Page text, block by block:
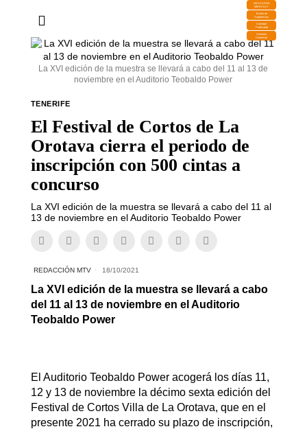
DESCARGA
MIRAPLAY
Buzón de
Sugerencias
Contratar
Publicidad
Contacto
Comercial
La XVI edición de la muestra se llevará a cabo del 11 al 13 de
noviembre en el Auditorio Teobaldo Power
TENERIFE
El Festival de Cortos de La
Orotava cierra el periodo de
inscripción con 500 cintas a
concurso
La XVI edición de la muestra se llevará a cabo del 11 al
13 de noviembre en el Auditorio Teobaldo Power
REDACCIÓN MTV 18/10/2021
La XVI edición de la muestra se llevará a cabo
del 11 al 13 de noviembre en el Auditorio
Teobaldo Power
El Auditorio Teobaldo Power acogerá los días 11,
12 y 13 de noviembre la décimo sexta edición del
Festival de Cortos Villa de La Orotava, que en el
presente 2021 ha cerrado su plazo de inscripción,